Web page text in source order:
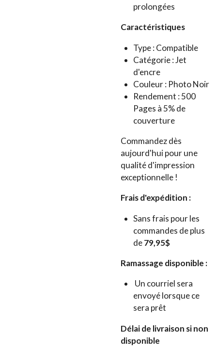
prolongées
Caractéristiques
Type : Compatible
Catégorie : Jet
d'encre
Couleur : Photo Noir
Rendement : 500
Pages à 5% de
couverture
Commandez dès
aujourd'hui pour une
qualité d'impression
exceptionnelle !
Frais d'expédition :
Sans frais pour les
commandes de plus
de79,95$
Ramassage disponible :
Un courriel sera
envoyé lorsque ce
sera prêt
Délai de livraison si non
disponible